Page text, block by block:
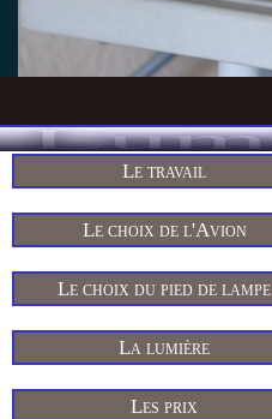
Le travail
Le choix de l'Avion
Le choix du pied de lampe
La lumière
Les prix